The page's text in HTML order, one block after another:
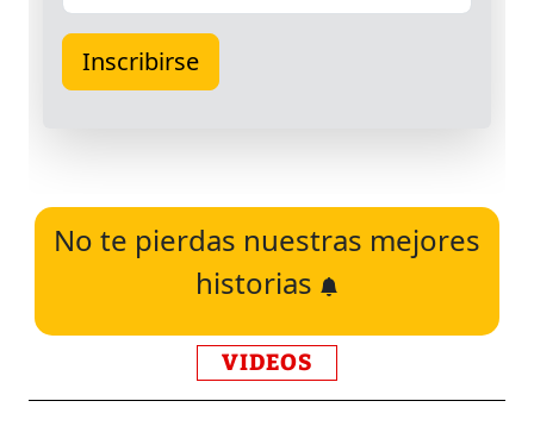
No te pierdas nuestras mejores
historias
VIDEOS